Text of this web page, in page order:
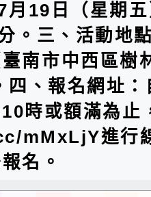
月19日（星期
。三、活動地
南市中西區樹
四、報名網址
時或額滿為止
mMxLjY進行
名。